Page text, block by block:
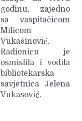
godinu, zajedno
sa vaspitačicom
Milicom
Vukašinović.
Radionicu je
osmislila i vodila
bibliotekarska
savjetnica Jelena
Vukasović.